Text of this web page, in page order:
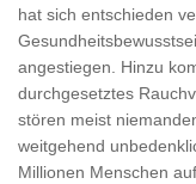
hat sich entschieden
angestiegen. Hinzu
durchgesetztes
stören meist
weitgehend
Millionen Menschen